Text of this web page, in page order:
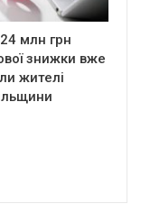
млн грн
знижки вже
жителі